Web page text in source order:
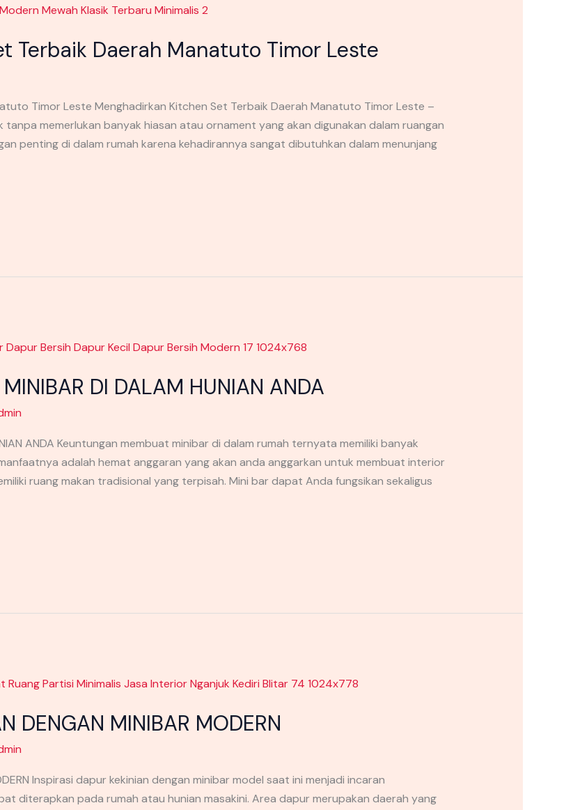
Terbaik Daerah Manatuto Timor Leste
Timor Leste Menghadirkan Kitchen Set Terbaik Daerah Manatuto Timor Leste –
tanpa memerlukan banyak hiasan atau ornament yang akan digunakan dalam ruangan
penting di dalam rumah karena kehadirannya sangat dibutuhkan dalam menunjang
DI DALAM HUNIAN ANDA
ANDA Keuntungan membuat minibar di dalam rumah ternyata memiliki banyak
adalah hemat anggaran yang akan anda anggarkan untuk membuat interior
ruang makan tradisional yang terpisah. Mini bar dapat Anda fungsikan sekaligus
DENGAN MINIBAR MODERN
Inspirasi dapur kekinian dengan minibar model saat ini menjadi incaran
diterapkan pada rumah atau hunian masakini. Area dapur merupakan daerah yang